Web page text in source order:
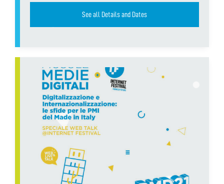
See all Details and Dates